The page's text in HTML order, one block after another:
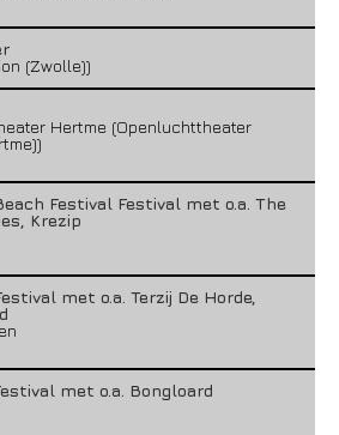
(Zwolle))
Hertme (Openluchttheater
Festival Festival met o.a. The
Krezip
met o.a. Terzij De Horde,
met o.a. Bongloard